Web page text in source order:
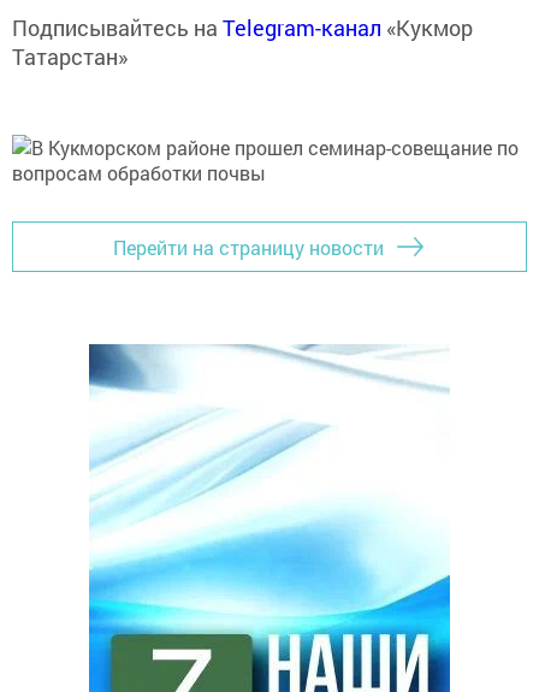
Подписывайтесь на Telegram-канал «Кукмор
Татарстан»
Перейти на страницу новости